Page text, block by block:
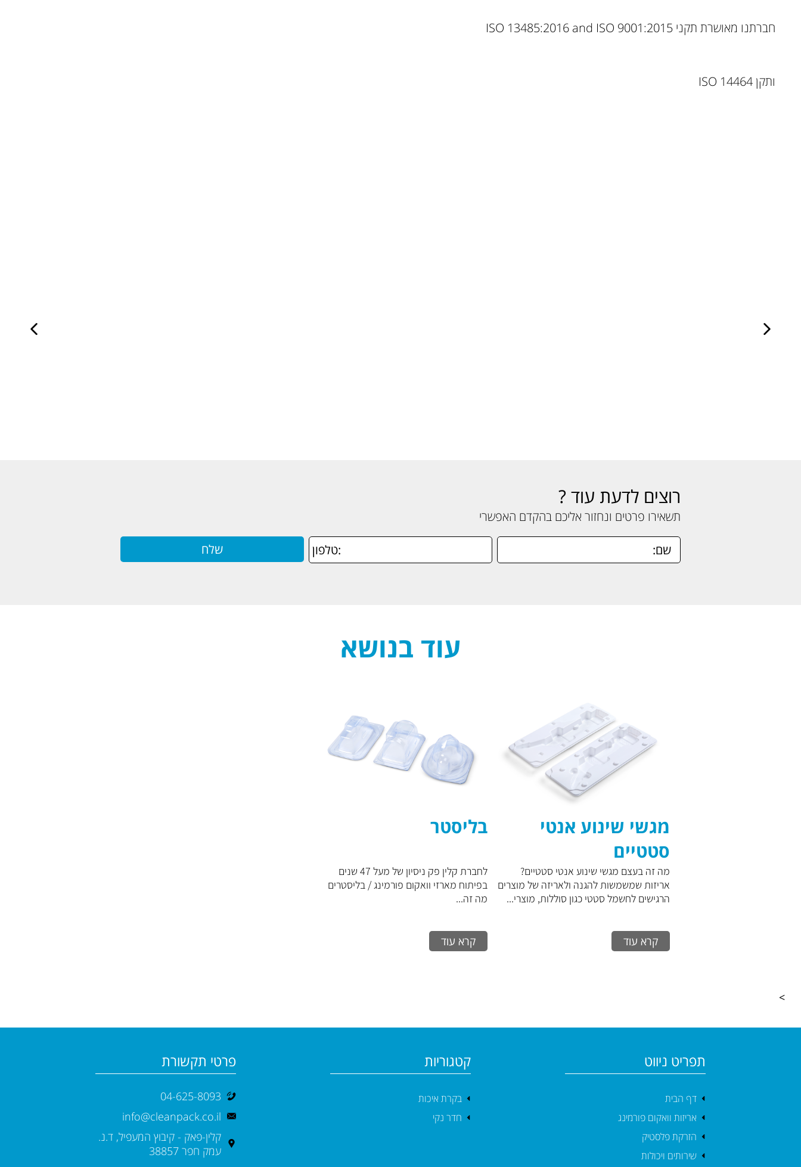
חברתנו מאושרת תקני ISO 13485:2016 and ISO 9001:2015
ותקן ISO 14464
רוצים לדעת עוד ?
תשאירו פרטים ונחזור אליכם בהקדם האפשרי
עוד בנושא
מגשי שינוע אנטי
סטטיים
מה זה בעצם מגשי שינוע אנטי סטטיים?
אריזות שמשמשות להגנה ולאריזה של מוצרים
הרגישים לחשמל סטטי כגון סוללות, מוצרי...
קרא עוד
בליסטר
לחברת קלין פק ניסיון של מעל 47 שנים
בפיתוח מארזי וואקום פורמינג / בליסטרים
מה זה...
קרא עוד
>
תפריט ניווט
דף הבית
אריזות וואקום פורמינג
הזרקת פלסטיק
שירותים ויכולות
קטגוריות
בקרת איכות
חדר נקי
פרטי תקשורת
04-625-8093
info@cleanpack.co.il
קלין-פאק - קיבוץ המעפיל, ד.נ.
עמק חפר 38857